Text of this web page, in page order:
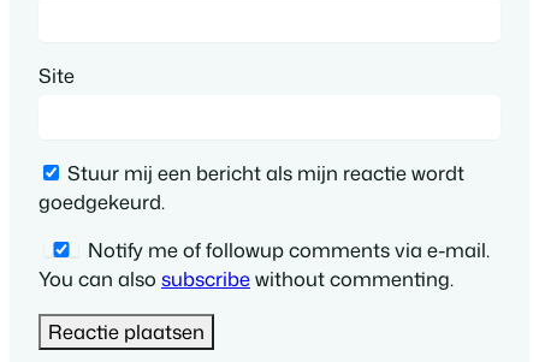
Site
Stuur mij een bericht als mijn reactie wordt
goedgekeurd.
Notify me of followup comments via e-mail.
You can also subscribewithout commenting.